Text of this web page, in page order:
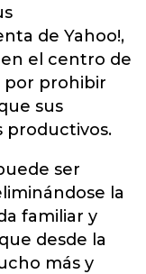
de Yahoo!,
el centro de
por prohibir
sus
productivos.
ser
la
familiar y
desde la
más y